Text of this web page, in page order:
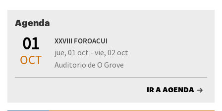
Agenda
01
OCT
XXVIII FOROACUI
jue, 01 oct - vie, 02 oct
Auditorio de O Grove
IR A AGENDA